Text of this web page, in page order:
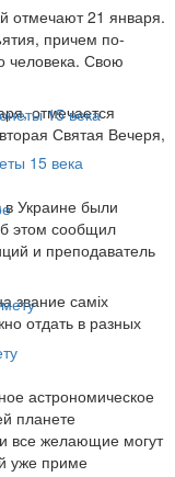
отмечают 21 января.
причем по-
человека. Свою
отмечается
Святая Вечеря,
15 века
в Украине были
этом сообщил
и преподаватель
звание саміх
отдать в разных
астрономическое
планете
все желающие могут
уже приме